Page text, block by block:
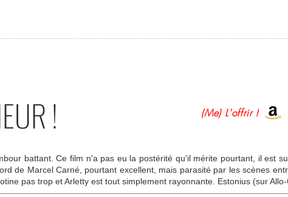
! (Me) L'offrir !
battant. Ce film n'a pas eu la postérité qu'il mérite pourtant, il est
de Marcel Carné, pourtant excellent, mais parasité par les scènes
pas trop et Arletty est tout simplement rayonnante. Estonius (sur